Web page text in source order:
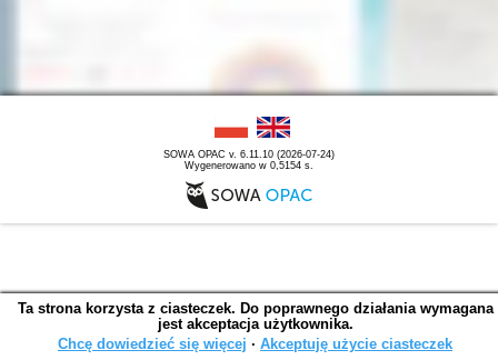
SOWA OPAC v. 6.11.10 (2026-07-24)
Wygenerowano w 0,5154 s.
Ta strona korzysta z ciasteczek. Do poprawnego działania wymagana
jest akceptacja użytkownika.
Chcę dowiedzieć się więcej ∙ Akceptuję użycie ciasteczek